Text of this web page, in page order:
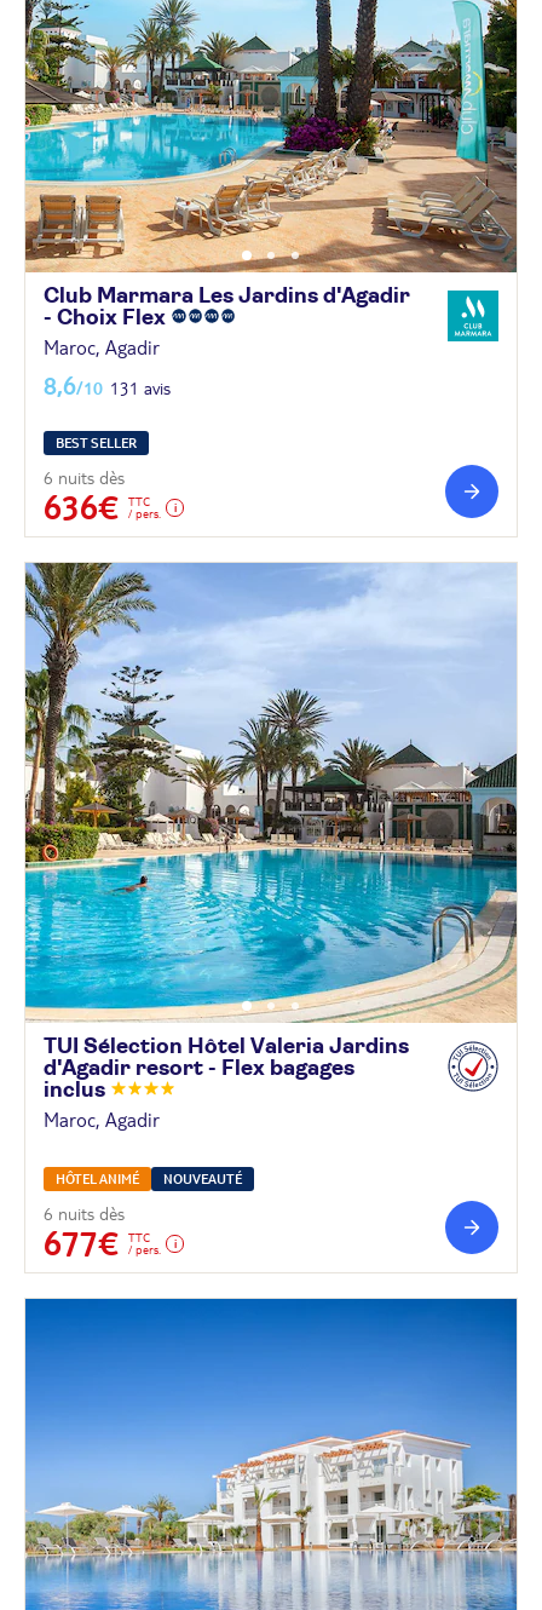
Club Marmara Les Jardins d'Agadir
- Choix Flex
Maroc, Agadir
8,6/10 131 avis
BEST SELLER
6 nuits dès
636€
TTC
/ pers.
TUI Sélection Hôtel Valeria Jardins
d'Agadir resort - Flex bagages
inclus
Maroc, Agadir
HÔTEL ANIMÉ NOUVEAUTÉ
6 nuits dès
677€
TTC
/ pers.